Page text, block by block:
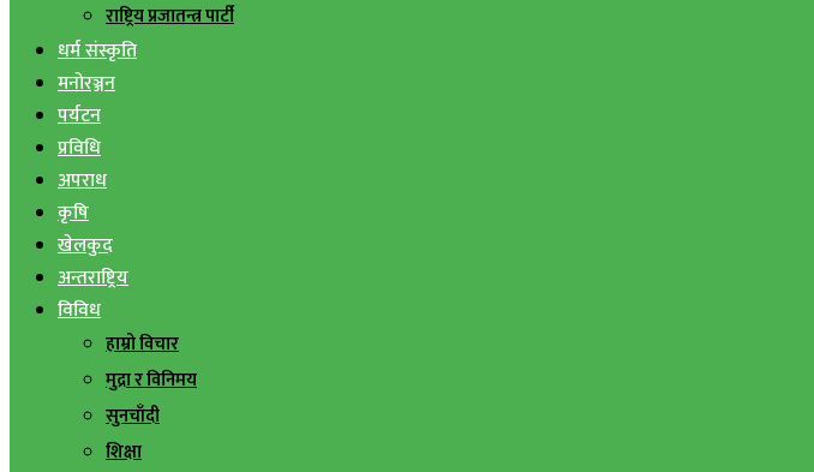
राष्ट्रिय प्रजातन्त्र पार्टी
धर्म संस्कृति
मनोरञ्जन
पर्यटन
प्रविधि
अपराध
कृषि
खेलकुद
अन्तराष्ट्रिय
विविध
हाम्रो विचार
मुद्रा र विनिमय
सुनचाँदी
शिक्षा